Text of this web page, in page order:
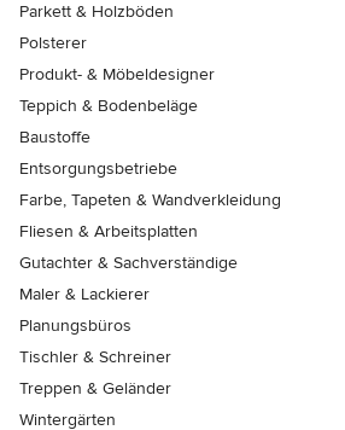
Parkett & Holzböden
Polsterer
Produkt- & Möbeldesigner
Teppich & Bodenbeläge
Baustoffe
Entsorgungsbetriebe
Farbe, Tapeten & Wandverkleidung
Fliesen & Arbeitsplatten
Gutachter & Sachverständige
Maler & Lackierer
Planungsbüros
Tischler & Schreiner
Treppen & Geländer
Wintergärten